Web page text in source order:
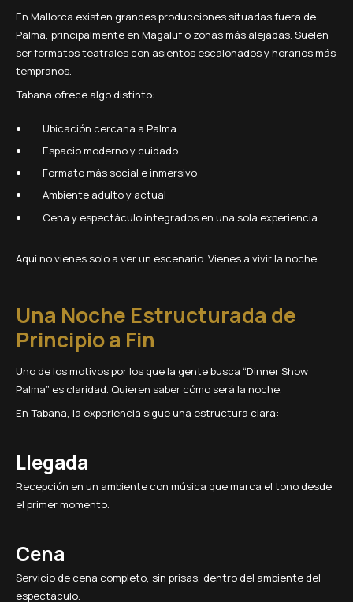
En Mallorca existen grandes producciones situadas fuera de
Palma, principalmente en Magaluf o zonas más alejadas. Suelen
ser formatos teatrales con asientos escalonados y horarios más
tempranos.
Tabana ofrece algo distinto:
Ubicación cercana a Palma
Espacio moderno y cuidado
Formato más social e inmersivo
Ambiente adulto y actual
Cena y espectáculo integrados en una sola experiencia
Aquí no vienes solo a ver un escenario. Vienes a vivir la noche.
Una Noche Estructurada de
Principio a Fin
Uno de los motivos por los que la gente busca “Dinner Show
Palma” es claridad. Quieren saber cómo será la noche.
En Tabana, la experiencia sigue una estructura clara:
Llegada
Recepción en un ambiente con música que marca el tono desde
el primer momento.
Cena
Servicio de cena completo, sin prisas, dentro del ambiente del
espectáculo.